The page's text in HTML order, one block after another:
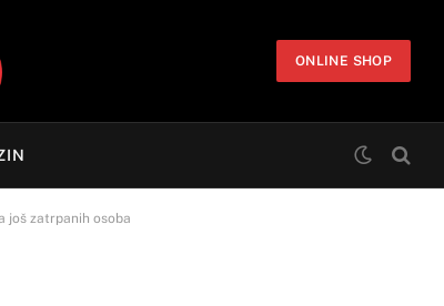
ONLINE SHOP
još zatrpanih osoba